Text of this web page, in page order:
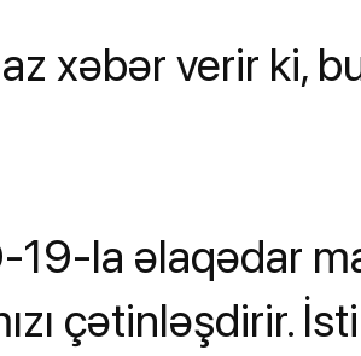
xəbər verir ki,
19-la əlaqədar
çətinləşdirir.